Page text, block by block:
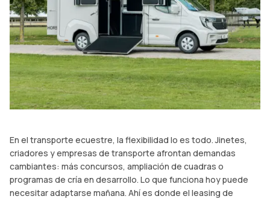
En el transporte ecuestre, la flexibilidad lo es todo. Jinetes,
criadores y empresas de transporte afrontan demandas
cambiantes: más concursos, ampliación de cuadras o
programas de cría en desarrollo. Lo que funciona hoy puede
necesitar adaptarse mañana. Ahí es donde el leasing de